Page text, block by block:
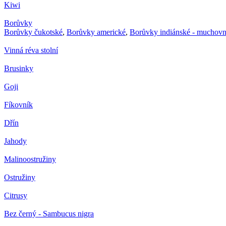
Kiwi
Borůvky
Borůvky čukotské, Borůvky americké, Borůvky indiánské -
Vinná réva stolní
Brusinky
Goji
Fíkovník
Dřín
Jahody
Malinoostružiny
Ostružiny
Citrusy
Bez černý - Sambucus nigra